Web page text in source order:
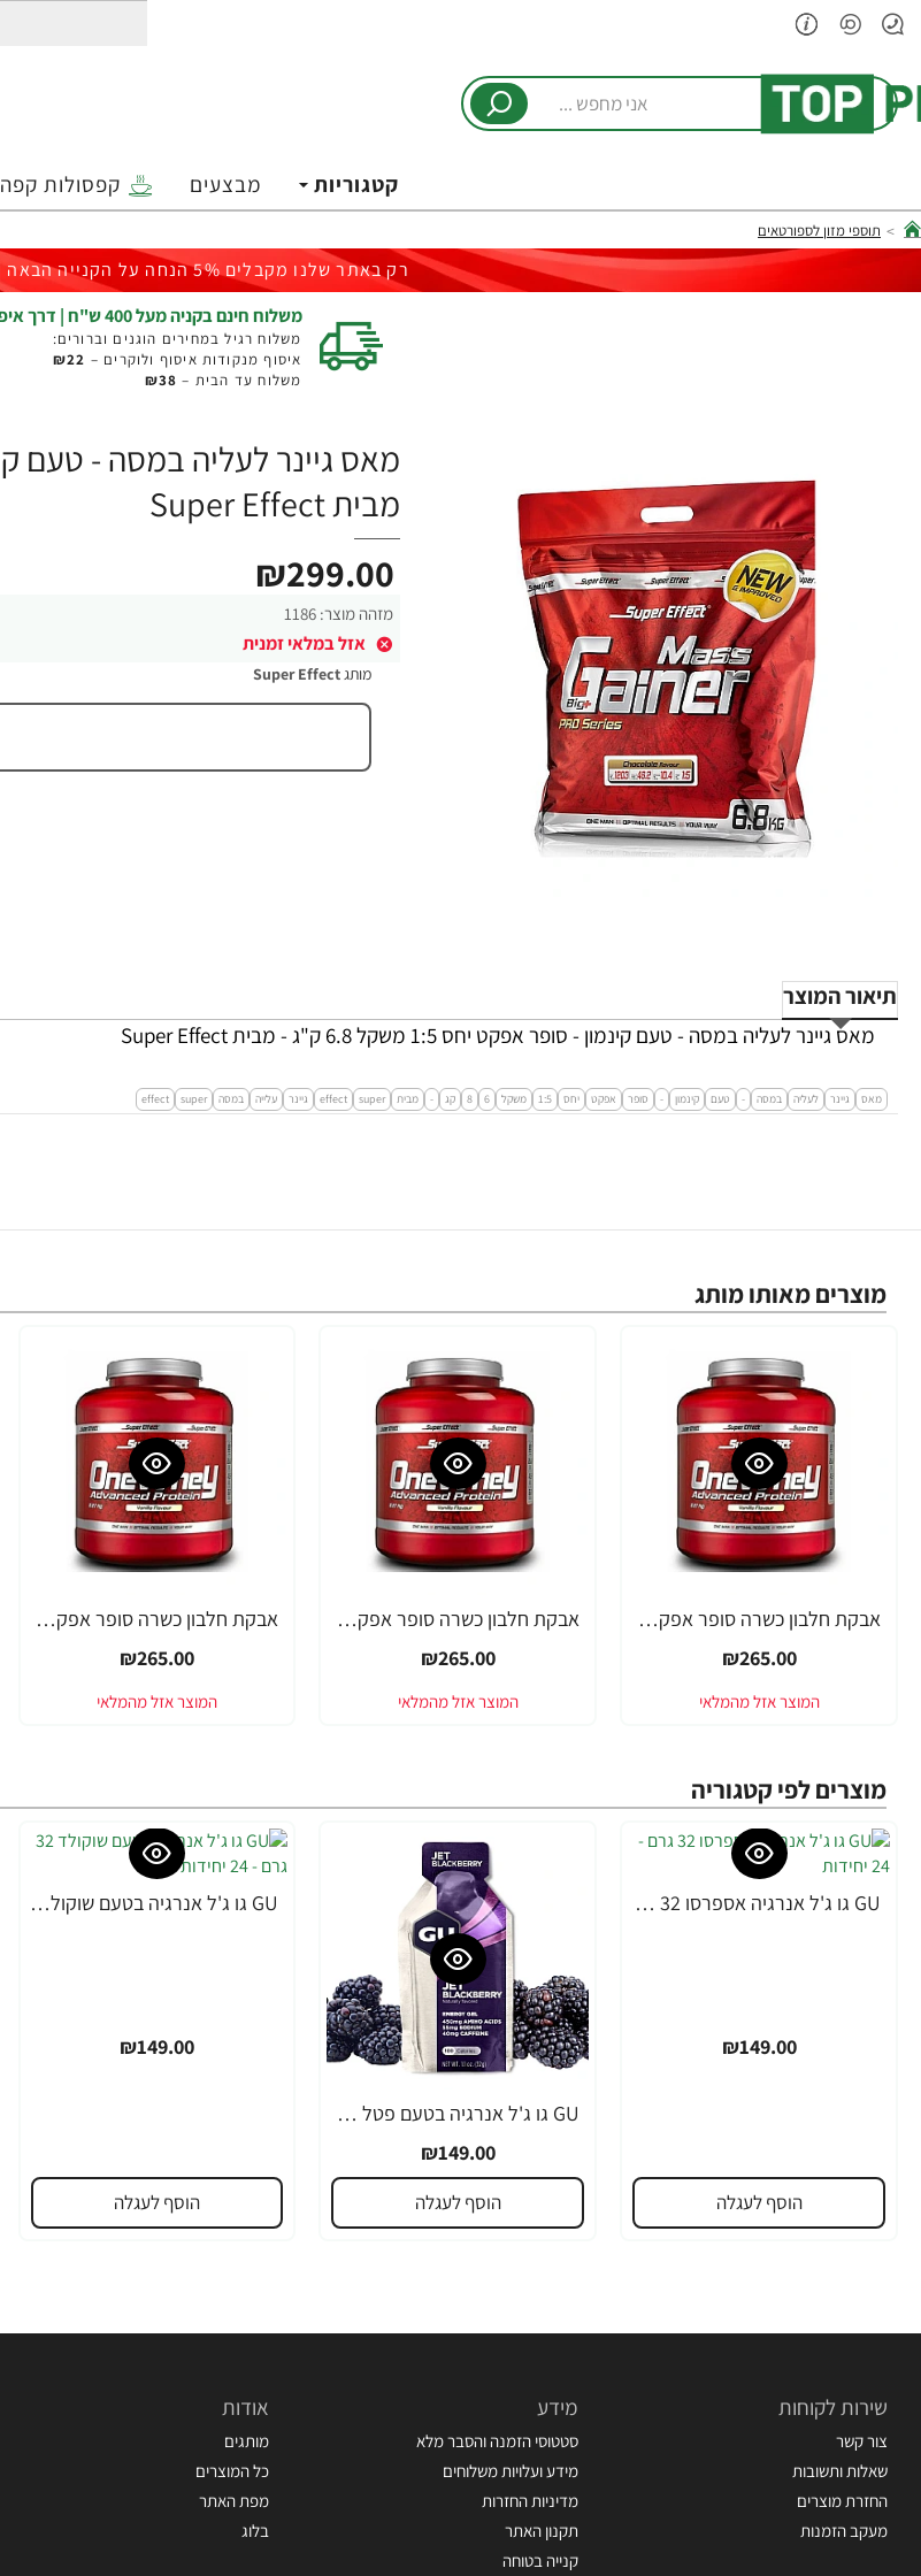
מחפש
קטגוריות מבצעים קפסולות קפה
home
תוספי מזון לספורטאים
רק באתר שלנו מקבלים 5% הנחה על הקנייה הבאה |
משלוח חינם בקניה מעל 400 ש"ח | דרך איפוסט עד 5 ק"ג
משלוח רגיל במחירים הוגנים וברורים:
איסוף מנקודות איסוף ולוקרים – ₪22
משלוח עד הבית – ₪38
מבית Super Effect
מזהה מוצר: 1186
אזל במלאי זמנית
₪299.00
מותגSuper Effect
תיאור המוצר
מאס גיינר לעליה במסה - טעם קינמון - סופר אפקט יחס 1:5 משקל 6.8 ק"ג - מבית Super Effect
מאס גיינר לעליה במסה - טעם קינמון - סופר אפקט יחס 1:5 משקל 6
8 קג - מבית super
effect גיינר עלייה במסה super
effect
מוצרים מאותו מותג
אבקת חלבון כשרה סופר אפקט - טעם אלפחורס - SUPER EFFECT ONE WHEY - משקל 2.27 ק"ג - מבית SUPER EFFECT
₪265.00
אבקת חלבון כשרה סופר אפקט - טעם בננה - SUPER EFFECT ONE WHEY - משקל 2.27 ק"ג - מבית SUPER EFFECT
₪265.00
אבקת חלבון כשרה סופר אפקט - טעם וניל - SUPER EFFECT ONE WHEY - משקל 2.27 ק"ג - מבית SUPER EFFECT
₪265.00
מוצרים לפי קטגוריה
GU גו ג'ל אנרגיה אספרסו 32 גרם - 24 יחידות
₪149.00
הוסף לעגלה
GU גו ג'ל אנרגיה בטעם פטל שחור 32 גרם - 24 יחידות
₪149.00
הוסף לעגלה
GU גו ג'ל אנרגיה בטעם שוקולד 32 גרם - 24 יחידות
₪149.00
הוסף לעגלה
שירות לקוחות
צור קשר
שאלות ותשובות
החזרת מוצרים
מעקב הזמנות
מידע
סטטוסי הזמנה והסבר מלא
מידע ועלויות משלוחים
מדיניות החזרות
תקנון האתר
קנייה בטוחה
אודות
מותגים
כל המוצרים
מפת האתר
בלוג